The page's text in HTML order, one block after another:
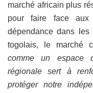
marché africain plus
pour faire face
dépendance dans les
togolais, le marché
comme un espace
régionale sert à
protéger notre